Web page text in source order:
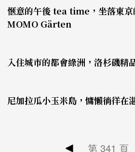
愜意的午後 tea time，坐落東京
MOMO Gärten
入住城市的都會綠洲，洛杉磯
尼加拉瓜小玉米島，慵懶徜徉在
第 341 頁